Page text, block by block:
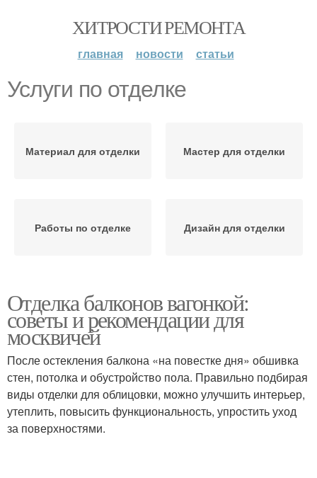
ХИТРОСТИ РЕМОНТА
главная новости статьи
Услуги по отделке
Материал для отделки Мастер для отделки
Работы по отделке Дизайн для отделки
Отделка балконов вагонкой:
советы и рекомендации для
москвичей
После остекления балкона «на повестке дня» обшивка
стен, потолка и обустройство пола. Правильно подбирая
виды отделки для облицовки, можно улучшить интерьер,
утеплить, повысить функциональность, упростить уход
за поверхностями.